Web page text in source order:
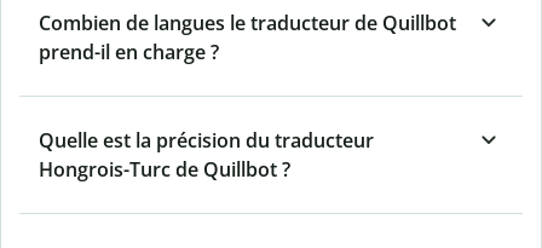
Combien de langues le traducteur de Quillbot
prend-il en charge ?
Quelle est la précision du traducteur
Hongrois-Turc de Quillbot ?